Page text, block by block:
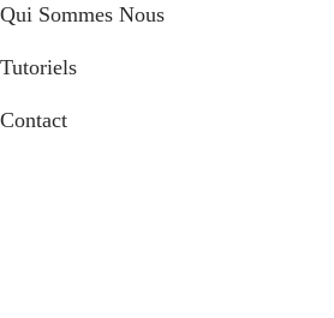
Qui Sommes Nous
Tutoriels
Contact